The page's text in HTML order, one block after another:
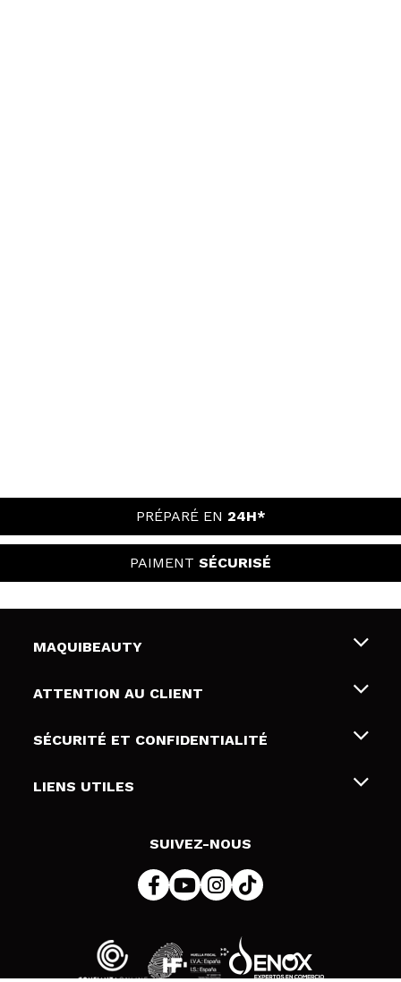
PRÉPARÉ EN 24H*
PAIMENT SÉCURISÉ
MAQUIBEAUTY
Qui sommes nous
Cartes-cadeaux
ATTENTION AU CLIENT
Livraison & retour
Modes de paiement
SÉCURITÉ ET CONFIDENTIALITÉ
Conditions et confidentialité
LIENS UTILES
SUIVEZ-NOUS